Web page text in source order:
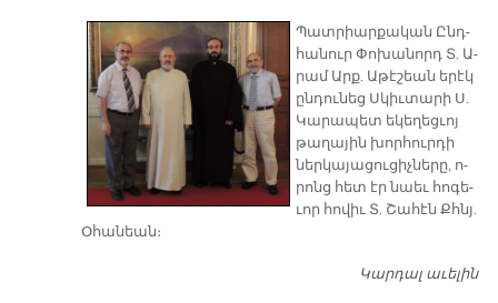
Պատ­րիար­քա­կան Ընդ­
հա­նուր Փո­խա­նորդ Տ. Ա­
րամ Արք. Ա­թէ­շեան ե­րէկ
ըն­դու­նեց Սկիւ­տա­րի Ս.
Կա­րա­պետ ե­կե­ղեց­ւոյ
թա­ղա­յին խոր­հուր­դի
ներ­կա­յա­ցու­ցիչ­նե­րը, ո­
րոնց հետ էր նաեւ հո­գե­
ւոր հո­վիւ Տ. Շա­հէն Քհնյ.
Օ­հա­նեան։
Կարդալ աւելին